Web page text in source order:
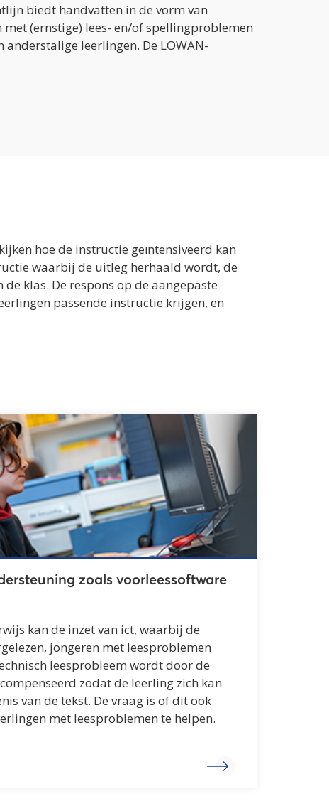
biedt handvatten in de vorm van
(ernstige) lees- en/of spellingproblemen
leerlingen. De LOWAN-
hoe de instructie geïntensiveerd kan
waarbij de uitleg herhaald wordt, de
klas. De respons op de aangepaste
passende instructie krijgen, en
zoals voorleessoftware
kan de inzet van ict, waarbij de
jongeren met leesproblemen
leesprobleem wordt door de
zodat de leerling zich kan
van de tekst. De vraag is of dit ook
met leesproblemen te helpen.